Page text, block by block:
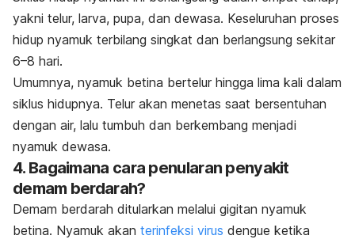
yakni telur, larva, pupa, dan dewasa. Keseluruhan proses
hidup nyamuk terbilang singkat dan berlangsung sekitar
6–8 hari.
Umumnya, nyamuk betina bertelur hingga lima kali dalam
siklus hidupnya. Telur akan menetas saat bersentuhan
dengan air, lalu tumbuh dan berkembang menjadi
nyamuk dewasa.
4. Bagaimana cara penularan penyakit
demam berdarah?
Demam berdarah ditularkan melalui gigitan nyamuk
betina. Nyamuk akan terinfeksi virus dengue ketika